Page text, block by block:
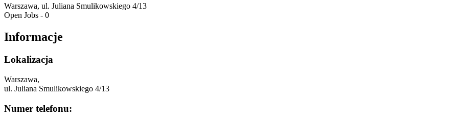
Warszawa, ul. Juliana Smulikowskiego 4/13
Open Jobs - 0
Informacje
Lokalizacja
Warszawa,
ul. Juliana Smulikowskiego 4/13
Numer telefonu: